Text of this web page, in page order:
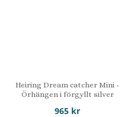
Heiring Dream catcher Mini -
Örhängen i förgyllt silver
965 kr